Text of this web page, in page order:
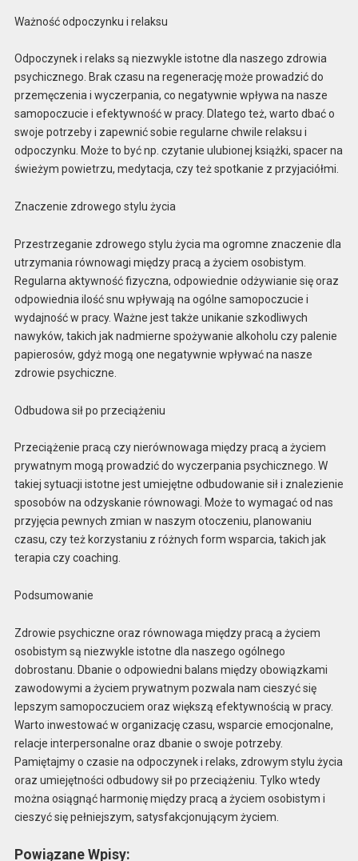
Ważność odpoczynku i relaksu
Odpoczynek i relaks są niezwykle istotne dla naszego zdrowia
psychicznego. Brak czasu na regenerację może prowadzić do
przemęczenia i wyczerpania, co negatywnie wpływa na nasze
samopoczucie i efektywność w pracy. Dlatego też, warto dbać o
swoje potrzeby i zapewnić sobie regularne chwile relaksu i
odpoczynku. Może to być np. czytanie ulubionej książki, spacer na
świeżym powietrzu, medytacja, czy też spotkanie z przyjaciółmi.
Znaczenie zdrowego stylu życia
Przestrzeganie zdrowego stylu życia ma ogromne znaczenie dla
utrzymania równowagi między pracą a życiem osobistym.
Regularna aktywność fizyczna, odpowiednie odżywianie się oraz
odpowiednia ilość snu wpływają na ogólne samopoczucie i
wydajność w pracy. Ważne jest także unikanie szkodliwych
nawyków, takich jak nadmierne spożywanie alkoholu czy palenie
papierosów, gdyż mogą one negatywnie wpływać na nasze
zdrowie psychiczne.
Odbudowa sił po przeciążeniu
Przeciążenie pracą czy nierównowaga między pracą a życiem
prywatnym mogą prowadzić do wyczerpania psychicznego. W
takiej sytuacji istotne jest umiejętne odbudowanie sił i znalezienie
sposobów na odzyskanie równowagi. Może to wymagać od nas
przyjęcia pewnych zmian w naszym otoczeniu, planowaniu
czasu, czy też korzystaniu z różnych form wsparcia, takich jak
terapia czy coaching.
Podsumowanie
Zdrowie psychiczne oraz równowaga między pracą a życiem
osobistym są niezwykle istotne dla naszego ogólnego
dobrostanu. Dbanie o odpowiedni balans między obowiązkami
zawodowymi a życiem prywatnym pozwala nam cieszyć się
lepszym samopoczuciem oraz większą efektywnością w pracy.
Warto inwestować w organizację czasu, wsparcie emocjonalne,
relacje interpersonalne oraz dbanie o swoje potrzeby.
Pamiętajmy o czasie na odpoczynek i relaks, zdrowym stylu życia
oraz umiejętności odbudowy sił po przeciążeniu. Tylko wtedy
można osiągnąć harmonię między pracą a życiem osobistym i
cieszyć się pełniejszym, satysfakcjonującym życiem.
Powiązane Wpisy: